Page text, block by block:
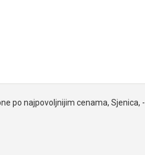
po najpovoljnijim cenama, Sjenica, -